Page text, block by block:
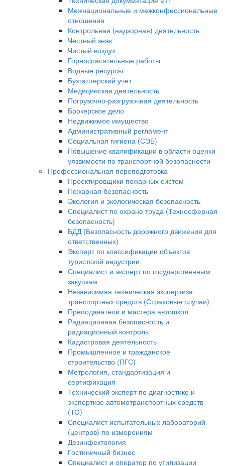
Межнациональные и межконфессиональные
отношения
Контрольная (надзорная) деятельность
Честный знак
Чистый воздух
Горноспасательные работы
Водные ресурсы
Бухгалтерский учет
Медицинская деятельность
Погрузочно-разгрузочная деятельность
Брокерское дело
Недвижимое имущество
Административный регламент
Социальная гигиена (СЭБ)
Повышение квалификации в области оценки
уязвимости по транспортной безопасности
Профессиональная переподготовка
Проектировщики пожарных систем
Пожарная безопасность
Экология и экологическая безопасность
Специалист по охране труда (Техносферная
безопасность)
БДД (Безопасность дорожного движения для
ответственных)
Эксперт по классификации объектов
туристской индустрии
Специалист и эксперт по государственным
закупкам
Независимая техническая экспертиза
транспортных средств (Страховые случаи)
Преподаватели и мастера автошкол
Радиационная безопасность и
радиационный контроль
Кадастровая деятельность
Промышленное и гражданское
строительство (ПГС)
Метрология, стандартизация и
сертификация
Технический эксперт по диагностике и
экспертизе автомотранспортных средств
(ТО)
Специалист испытательных лабораторий
(центров) по измерениям
Дезинфектология
Гостиничный бизнес
Специалист и оператор по утилизации